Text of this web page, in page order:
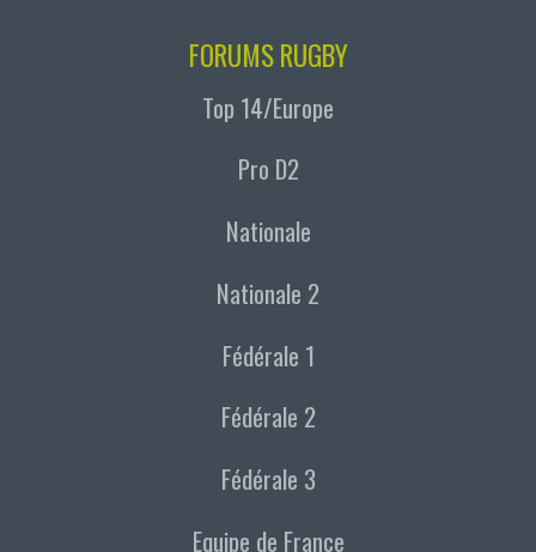
FORUMS RUGBY
Top 14/Europe
Pro D2
Nationale
Nationale 2
Fédérale 1
Fédérale 2
Fédérale 3
Equipe de France